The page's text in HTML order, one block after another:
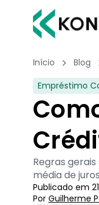
Início Blog
Empréstimo
Regras
média de
Publicado em
Por Guilherme